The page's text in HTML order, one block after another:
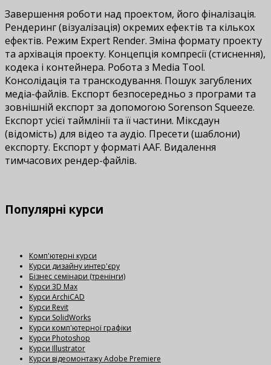
Завершення роботи над проектом, його фіналізація.
Рендеринг (візуалізація) окремих ефектів та кількох
ефектів. Режим Expert Render. Зміна формату проекту
та архівація проекту. Концепція компресії (стиснення),
кодека і контейнера. Робота з Media Tool.
Консолідація та транскодування. Пошук загублених
медіа-файлів. Експорт безпосередньо з програми та
зовнішній експорт за допомогою Sorenson Squeeze.
Експорт усієї таймлінії та її частини. Міксдаун
(відомість) для відео та аудіо. Пресети (шаблони)
експорту. Експорт у форматі AAF. Видалення
тимчасових рендер-файлів.
Популярні курси
Комп'ютерні курси
Курси дизайну интер'єру
Бізнес семінари (тренінги)
Курси 3D Max
Курси ArchiCAD
Курси Revit
Курси SolidWorks
Курси комп'ютерної графіки
Курси Photoshop
Курси Illustrator
Курси відеомонтажу Adobe Premiere